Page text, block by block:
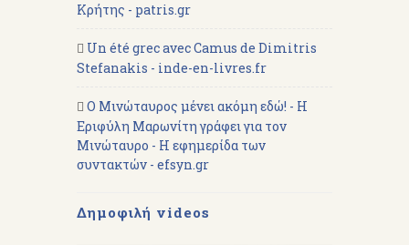
Κρήτης - patris.gr
Un été grec avec Camus de Dimitris
Stefanakis - inde-en-livres.fr
Ο Μινώταυρος μένει ακόμη εδώ! - Η
Εριφύλη Μαρωνίτη γράφει για τον
Μινώταυρο - Η εφημερίδα των
συντακτών - efsyn.gr
Δημοφιλή videos